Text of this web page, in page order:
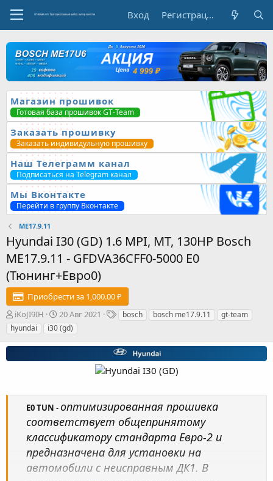
Вход Регистрация
Магазин прошивок
Готовая база прошивок GT-Team
Заказать прошивку
Заказать индивидульную прошивку
Наш Телеграмм канал
Подписаться на Telegram канал
Мы Вконтакте
Перейти в группу Вконтакте
ME17.9.11
Hyundai I30 (GD) 1.6 MPI, MT, 130HP Bosch
ME17.9.11 - GFDVA36CFF0-5000 E0
(Тюнинг+Евро0)
Приобрести за 1,000.00 ₽
А
в
т
о
iKoJI9IH
Д
а
т
а
н
и
я
20 Авг 2021
Т
и
bosch bosch me17.9.11
gt-team
hyundai
i30 (gd)
E0 TUN - оптимизированная прошивка
соответствует общепринятому
классификатору стандарта Евро-2 и
предназначена для установки на
автомобили с неисправным ДК1. В